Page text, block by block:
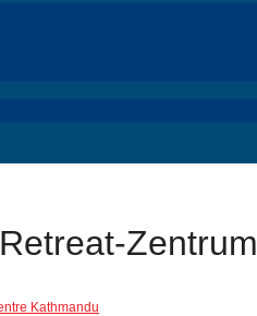
Zentrum
Kathmandu